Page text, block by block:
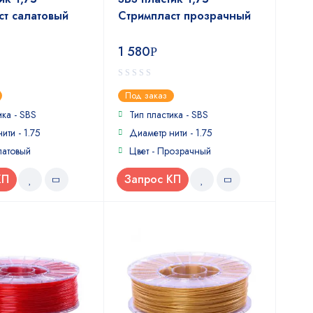
салатовый
- SBS
- 1.75
Стримпласт прозрачный
1 580Р
0
out
of
Под заказ
Тип пластика - SBS
Диаметр нити - 1.75
Цвет - Прозрачный
Запрос КП